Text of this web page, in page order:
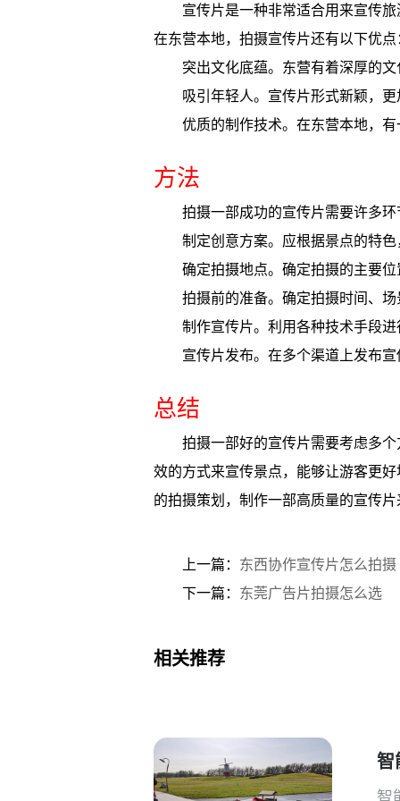
宣传片是一种非常适合用来宣传
在东营本地，拍摄宣传片还有以下优点
突出文化底蕴。东营有着深厚的
吸引年轻人。宣传片形式新颖，
优质的制作技术。在东营本地，
方法
拍摄一部成功的宣传片需要许多
制定创意方案。应根据景点的特
确定拍摄地点。确定拍摄的主要
拍摄前的准备。确定拍摄时间、
制作宣传片。利用各种技术手段
宣传片发布。在多个渠道上发布
总结
拍摄一部好的宣传片需要考虑多
效的方式来宣传景点，能够让游客更
的拍摄策划，制作一部高质量的宣传
上一篇： 东西协作宣传片怎么拍摄
下一篇： 东莞广告片拍摄怎么选
相关推荐
智
智